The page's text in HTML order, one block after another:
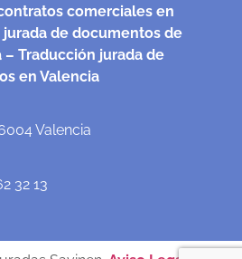
comerciales en
jurada de documentos de
– Traducción jurada de
en Valencia
Valencia
32 13